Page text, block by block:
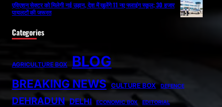
एविएशन सेक्टर को मिलेगी नई उड़ान, देश में खुलेंगे 11 नए फ्लाइंग स्कूल; 30 हजार
पायलटों की जरूरत
Categories
AGRICULTURE BOX BLOG
BREAKING NEWS CULTURE BOX DEFENCE
DEHRADUN DELHI ECONOMIC BOX EDITORIAL